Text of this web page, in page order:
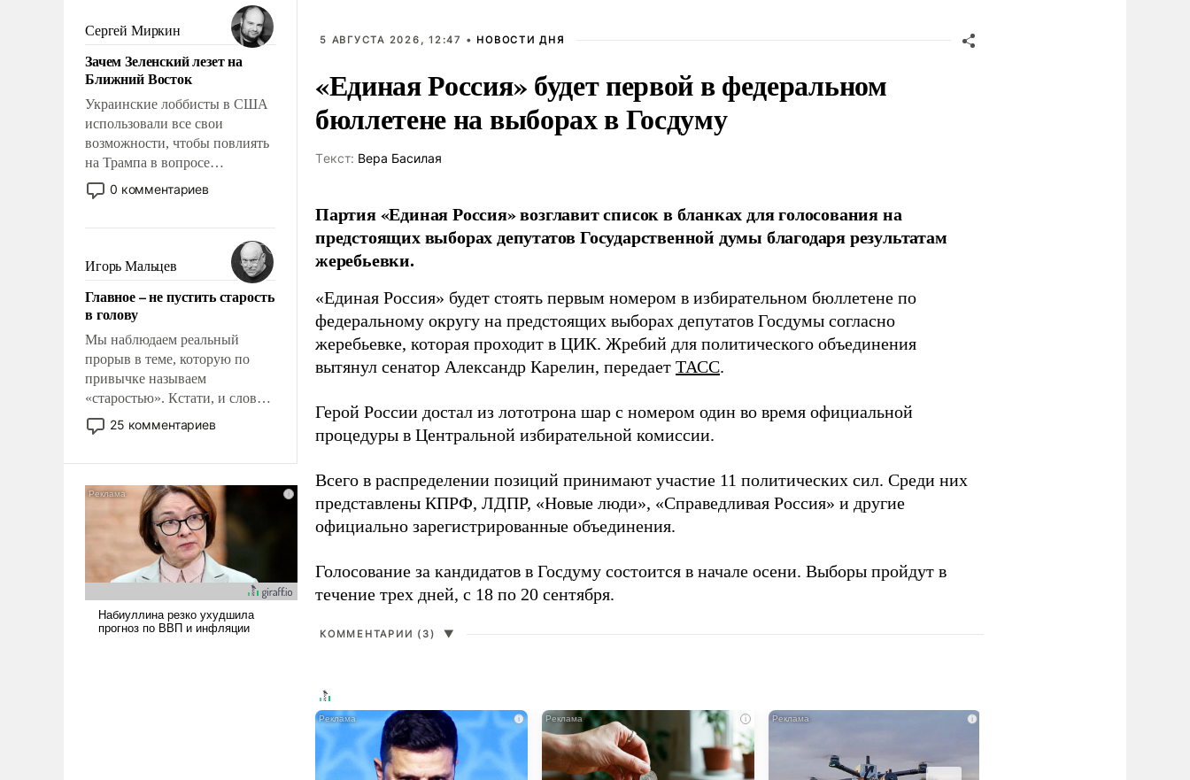
псевдонаучной фантастики,
стало всерьез обсуждаемой
идеей.
Сергей Миркин
Зачем Зеленский лезет на
Ближний Восток
Украинские лоббисты в США
использовали все свои
возможности, чтобы повлиять
на Трампа в вопросе
предоставления вооружений
своим нанимателям. Вероятно,
консультирует Киев, пришла в
голову мысль: хорошо бы
продемонстрировать, что
Украина вступила в
вооруженное противостояние
с Ираном.
0 комментариев
Игорь Мальцев
Главное – не пустить старость
в голову
Мы наблюдаем реальный
прорыв в теме, которую по
привычке называем
«старостью». Кстати, и слово-
то это уже стараются не
использовать – так же, как
что оно уже несет негативные
коннотации.
25 комментариев
5 АВГУСТА 2026, 12:47 • НОВОСТИ ДНЯ
«Единая Россия» будет первой в федеральном
бюллетене на выборах в Госдуму
Tекст: Вера Басилая
Партия «Единая Россия» возглавит список в бланках для голосования на
предстоящих выборах депутатов Государственной думы благодаря результатам
жеребьевки.
«Единая Россия» будет стоять первым номером в избирательном бюллетене по
федеральному округу на предстоящих выборах депутатов Госдумы согласно
жеребьевке, которая проходит в ЦИК. Жребий для политического объединения
вытянул сенатор Александр Карелин, передает ТАСС.
Герой России достал из лототрона шар с номером один во время официальной
процедуры в Центральной избирательной комиссии.
Всего в распределении позиций принимают участие 11 политических сил. Среди них
представлены КПРФ, ЛДПР, «Новые люди», «Справедливая Россия» и другие
официально зарегистрированные объединения.
Голосование за кандидатов в Госдуму состоится в начале осени. Выборы пройдут в
течение трех дней, с 18 по 20 сентября.
КОММЕНТАРИИ (3) ▼
i i i